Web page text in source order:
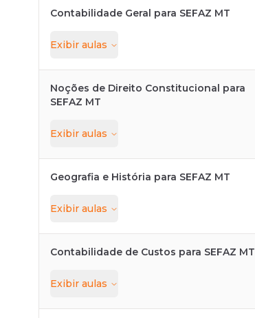
Contabilidade Geral para SEFAZ MT
Exibir aulas
Noções de Direito Constitucional para
SEFAZ MT
Exibir aulas
Geografia e História para SEFAZ MT
Exibir aulas
Contabilidade de Custos para SEFAZ MT
Exibir aulas